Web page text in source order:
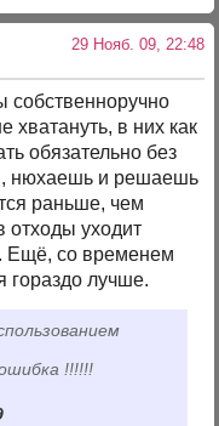
29 Нояб. 09, 22:48
собственноручно
хватануть, в них как
обязательно без
нюхаешь и решаешь
раньше, чем
отходы уходит
Ещё, со временем
гораздо лучше.
!!!!!!